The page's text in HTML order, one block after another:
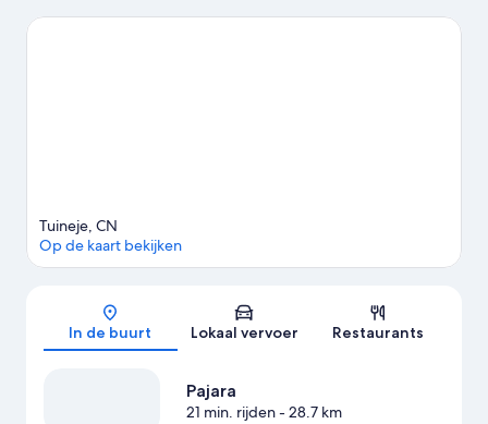
Playa de Gran Tarajal.
Kaart
Tuineje, CN
Op de kaart bekijken
In de buurt Lokaal vervoer Restaurants
Pajara
21 min. rijden- 28.7 km